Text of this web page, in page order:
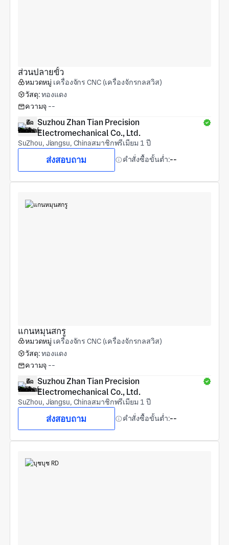
ส่วนปลายขั้ว
หมวดหมู่ เครื่องจักร CNC (เครื่องจักรกลสวิส)
วัสดุ: ทองแดง
ความจุ --
Suzhou Zhan Tian Precision
Electromechanical Co., Ltd.
SuZhou, Jiangsu, Chinaสมาชิกพรีเมียม 1 ปี
ส่งสอบถาม คำสั่งซื้อขั้นต่ำ:--
แกนหมุนสกรู
หมวดหมู่ เครื่องจักร CNC (เครื่องจักรกลสวิส)
วัสดุ: ทองแดง
ความจุ --
Suzhou Zhan Tian Precision
Electromechanical Co., Ltd.
SuZhou, Jiangsu, Chinaสมาชิกพรีเมียม 1 ปี
ส่งสอบถาม คำสั่งซื้อขั้นต่ำ:--